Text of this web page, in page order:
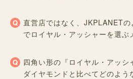
直営店ではなく、JKPLANET
でロイヤル・アッシャーを選ぶ
四角い形の『ロイヤル・アッシ
ダイヤモンドと比べてどのよう